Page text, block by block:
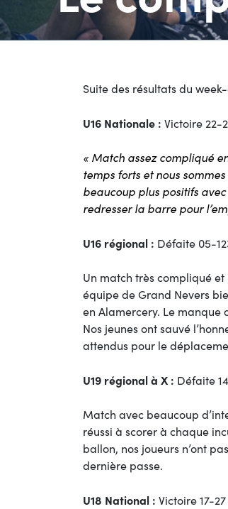
Suite des résultats du
U16 Nationale : Victoire 22-
« Match assez compliqué
temps forts et nous
beaucoup plus positifs
redresser la barre pour
U16 régional : Défaite 05-
Un match très compliqué
équipe de Grand Nevers
en Alamercery. Le manque
Nos jeunes ont sauvé
attendus pour le
U19 régional à X : Défaite
Match avec beaucoup
réussi à scorer à chaque
ballon, nos joueurs n’ont
dernière passe.
U18 National : Victoire 17-